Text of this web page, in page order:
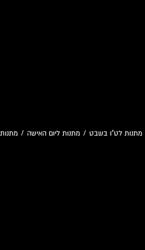
מתנות לט"ו בשבט / מתנות ליום האישה /